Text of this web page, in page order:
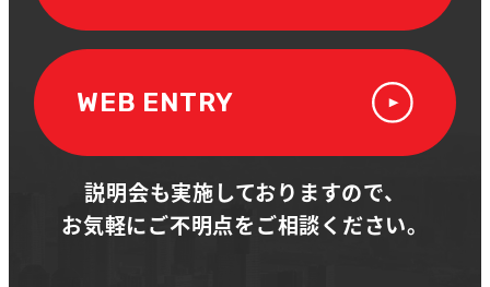
WEB ENTRY
説明会も実施しておりますので、
お気軽にご不明点をご相談ください。